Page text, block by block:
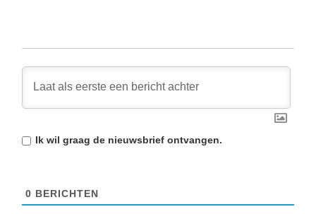
Ik wil graag de nieuwsbrief ontvangen.
0 BERICHTEN